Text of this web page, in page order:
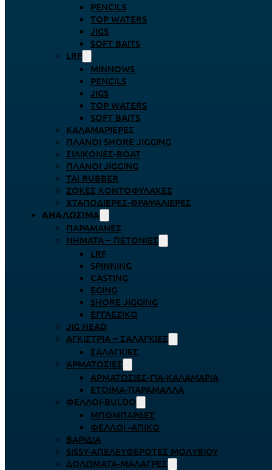
PENCILS
TOP WATERS
JIGS
SOFT BAITS
LRF
MINNOWS
PENCILS
JIGS
TOP WATERS
SOFT BAITS
ΚΑΛΑΜΑΡΙΈΡΕΣ
ΠΛΆΝΟΙ SHORE JIGGING
ΣΙΛΙΚΌΝΕΣ-BOAT
ΠΛΆΝΟΙ JIGGING
TAI RUBBER
ΖΌΚΕΣ ΚΟΝΤΟΦΎΛΑΚΕΣ
ΧΤΑΠΟΔΙΈΡΕΣ-ΘΡΑΨΑΛΙΈΡΕΣ
ΑΝΑΛΏΣΙΜΑ
ΠΑΡΑΜΆΝΕΣ
ΝΉΜΑΤΑ – ΠΕΤΟΝΙΈΣ
LRF
SPINNING
CASTING
EGING
SHORE JIGGING
ΕΓΓΛΈΖΙΚΟ
JIG HEAD
ΑΓΚΊΣΤΡΙΑ – ΣΑΛΑΓΚΙΈΣ
ΣΑΛΑΓΚΙΈΣ
ΑΡΜΑΤΩΣΙΈΣ
ΑΡΜΑΤΩΣΙΈΣ-ΓΙΑ-ΚΑΛΑΜΆΡΙΑ
ΈΤΟΙΜΑ-ΠΑΡΆΜΑΛΛΑ
ΦΕΛΛΟΊ-BULDO
ΜΠΟΜΠΆΡΔΕΣ
ΦΕΛΛΟΊ -ΑΠΊΚΟ
ΒΑΡΊΔΙΑ
SISSY-ΑΠΕΛΕΥΘΕΡΟΤΈΣ ΜΟΛΥΒΙΟΎ
ΔΟΛΏΜΑΤΑ-ΜΑΛΆΓΡΕΣ